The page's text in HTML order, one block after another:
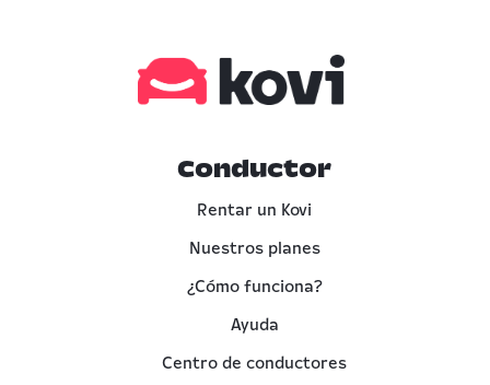
Conductor
Rentar un Kovi
Nuestros planes
¿Cómo funciona?
Ayuda
Centro de conductores